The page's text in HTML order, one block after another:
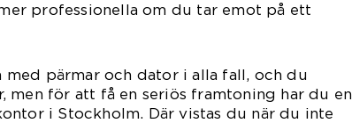
professionella om du tar emot på ett
med pärmar och dator i alla fall, och du
men för att få en seriös framtoning har du en
i Stockholm. Där vistas du när du inte